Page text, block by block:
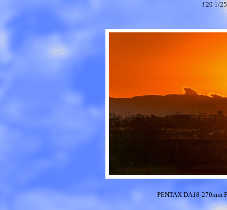
f 20 1/
PENTAX DA18-270mm